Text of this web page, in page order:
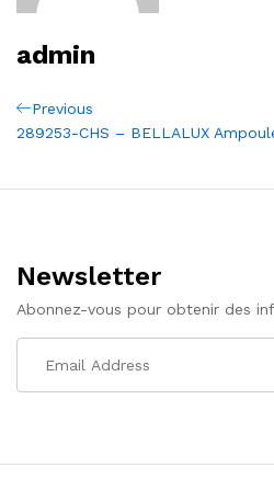
admin
Navigation
l’article
Previous
Post
Previous
289253-CHS – BELLALUX
Newsletter
Abonnez-vous pour obtenir des